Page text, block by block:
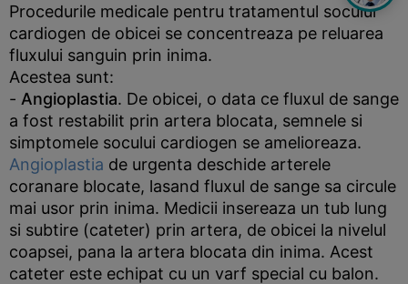
Procedurile medicale pentru tratamentul socului
cardiogen de obicei se concentreaza pe reluarea
fluxului sanguin prin inima.
Acestea sunt:
- Angioplastia. De obicei, o data ce fluxul de sange
a fost restabilit prin artera blocata, semnele si
simptomele socului cardiogen se amelioreaza.
Angioplastia de urgenta deschide arterele
coranare blocate, lasand fluxul de sange sa circule
mai usor prin inima. Medicii insereaza un tub lung
si subtire (cateter) prin artera, de obicei la nivelul
coapsei, pana la artera blocata din inima. Acest
cateter este echipat cu un varf special cu balon.